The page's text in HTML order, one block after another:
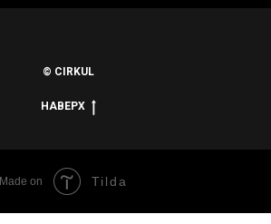
© CIRKUL
НАВЕРХ
Made on Tilda